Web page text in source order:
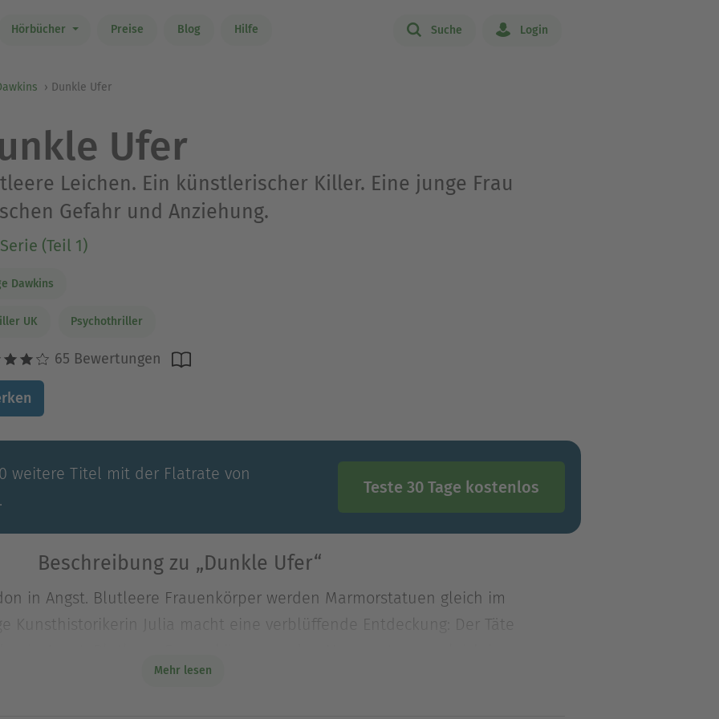
Hörbücher Preise Blog Hilfe Suche Login
Dunkle Ufer
Ufer
Leichen. Ein künstlerischer Killer. Eine junge Frau
Gefahr und Anziehung.
Serie (Teil 1)
Dawkins
UK Psychothriller
65 Bewertungen
weitere Titel mit der Flatrate von
Teste 30 Tage kostenlos
Beschreibung zu „Dunkle Ufer“
in Angst. Blutleere Frauenkörper werden Marmorstatuen gleich im
Kunsthistorikerin Julia macht eine verblüffende Entdeckung: Der Täte
Kunsthistorikerin Julia macht eine verblüffende Entdeckung: Der Täter stellt
Mehr lesen